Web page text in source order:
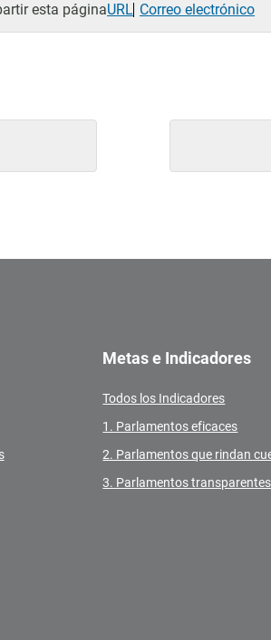
esta páginaURL Correo electrónico
Metas e Indicadores
Todos los Indicadores
1. Parlamentos eficaces
2. Parlamentos que rindan
3. Parlamentos transparentes